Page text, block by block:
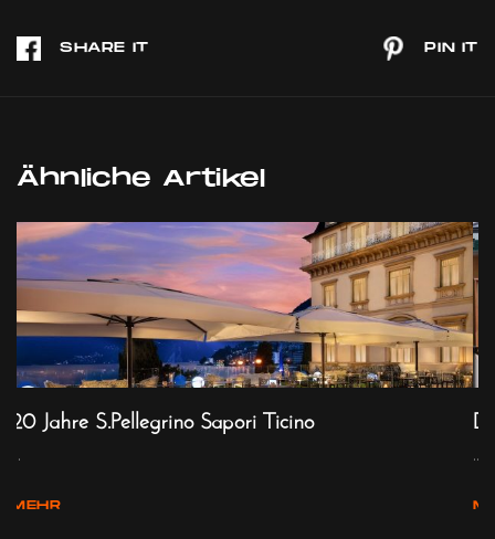
Ähnliche Artikel
20 Jahre S.Pellegrino Sapori Ticino
...
MEHR
...